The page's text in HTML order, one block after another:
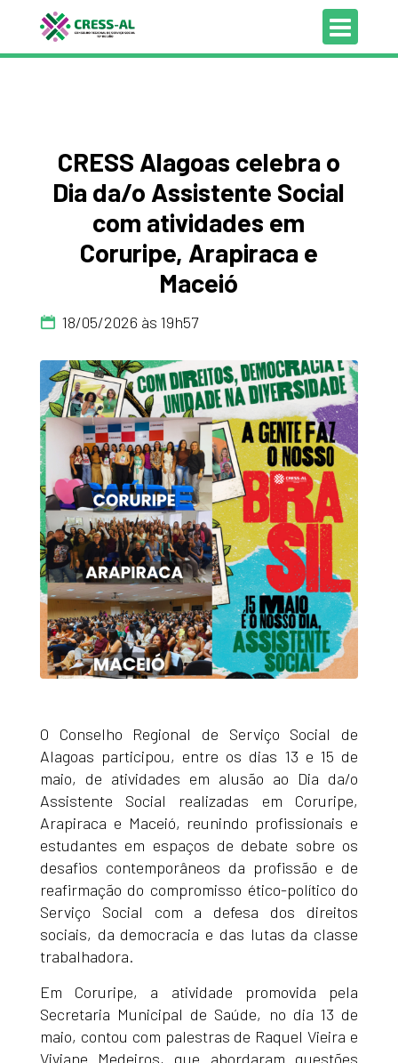
CRESS Alagoas celebra o
Dia da/o Assistente Social
com atividades em
Coruripe, Arapiraca e
Maceió
18/05/2026 às 19h57
O Conselho Regional de Serviço Social de
Alagoas participou, entre os dias 13 e 15 de
maio, de atividades em alusão ao Dia da/o
Assistente Social realizadas em Coruripe,
Arapiraca e Maceió, reunindo profissionais e
estudantes em espaços de debate sobre os
desafios contemporâneos da profissão e de
reafirmação do compromisso ético-político do
Serviço Social com a defesa dos direitos
sociais, da democracia e das lutas da classe
trabalhadora.
Em Coruripe, a atividade promovida pela
Secretaria Municipal de Saúde, no dia 13 de
maio, contou com palestras de Raquel Vieira e
Viviane Medeiros, que abordaram questões